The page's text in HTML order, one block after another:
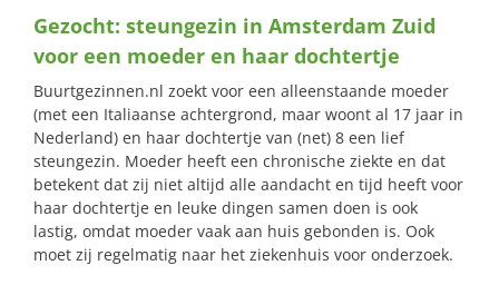
naar:
Gezocht: steungezin in Amsterdam Zuid
voor een moeder en haar dochtertje
Buurtgezinnen.nl zoekt voor een alleenstaande moeder
(met een Italiaanse achtergrond, maar woont al 17 jaar in
Nederland) en haar dochtertje van (net) 8 een lief
steungezin. Moeder heeft een chronische ziekte en dat
betekent dat zij niet altijd alle aandacht en tijd heeft voor
haar dochtertje en leuke dingen samen doen is ook
lastig, omdat moeder vaak aan huis gebonden is. Ook
moet zij regelmatig naar het ziekenhuis voor onderzoek.